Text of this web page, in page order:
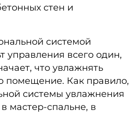
стен и
системой
управления всего один,
что увлажнять
помещение. Как правило,
системы увлажнения
мастер-спальне, в